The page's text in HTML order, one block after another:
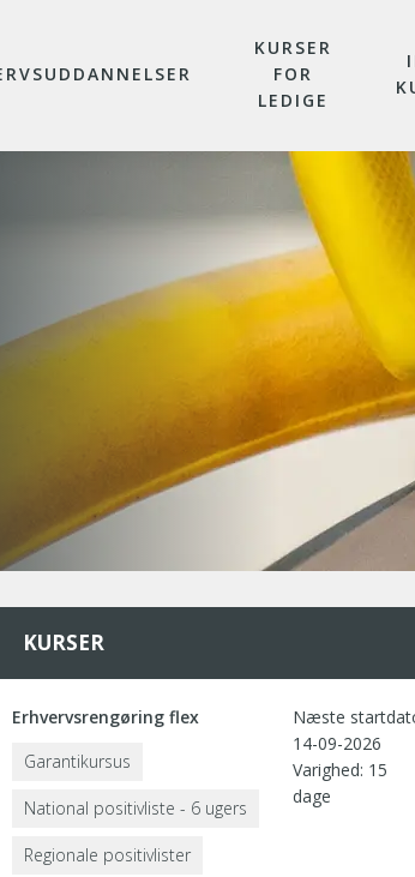
KURSER
FOR
LEDIGE
KURSER
Erhvervsrengøring flex
Garantikursus
National positivliste - 6 ugers
Regionale positivlister
Næste
14-09-2026
Varighed: 15
dage